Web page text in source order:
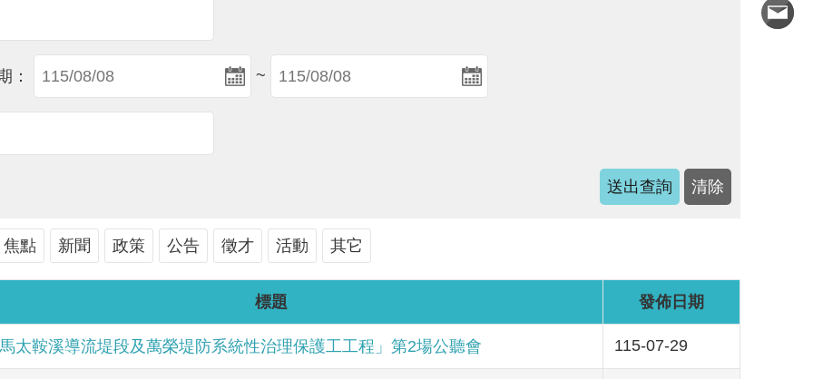
： ~
焦點 新聞 政策 公告 徵才 活動 其它
標題 發佈日期
太鞍溪導流堤段及萬榮堤防系統性治理保護工工程」第2場公聽會 115-07-29